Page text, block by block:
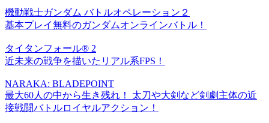
機動戦士ガンダム バトルオペレーション２
基本プレイ無料のガンダムオンラインバトル！
タイタンフォール® 2
近未来の戦争を描いたリアル系FPS！
NARAKA: BLADEPOINT
最大60人の中から生き残れ！ 太刀や大剣など剣劇主体の近
接戦闘バトルロイヤルアクション！